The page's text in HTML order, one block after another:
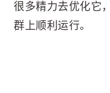
很多精力去优化它
群上顺利运行。